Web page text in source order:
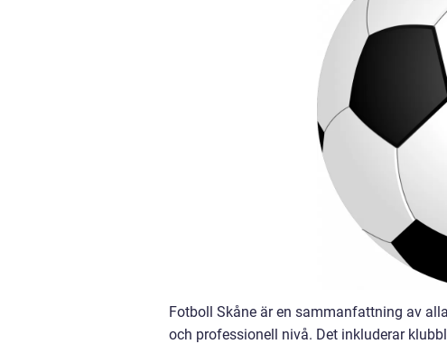
Fotboll Skåne är en sammanfattning av
och professionell nivå. Det inkluderar